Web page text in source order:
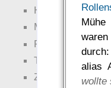
alias
wollte
Hinter der Welt
Magie
RaumZeit
Technophob
Zettel-RPG